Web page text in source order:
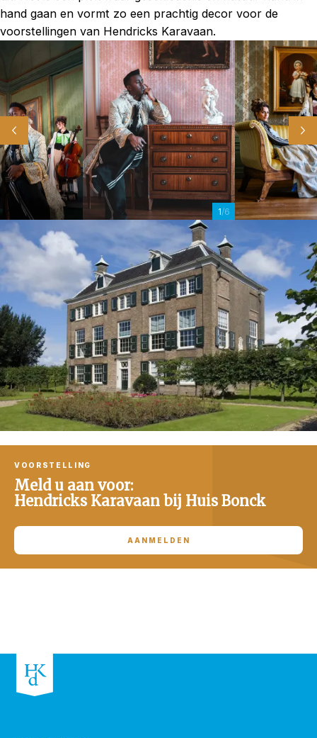
hand gaan en vormt zo een prachtig decor voor de
voorstellingen van Hendricks Karavaan.
1/6
VOORSTELLING
Meld u aan voor:
Hendricks Karavaan bij Huis Bonck
AANMELDEN